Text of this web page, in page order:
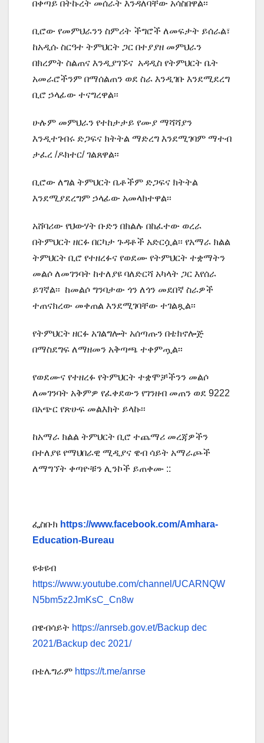
በቀጣይ በትኩረት መሰራት እንዳለባቸው አሳስበዋል፡፡
ቢሮው የመምህራንን ስምሪት ችግሮች ለመፍታት ይሰራል፣
ከአዲሱ ስርዓተ ትምህርት ጋር በተያያዘ መምህራን
በክረምት ስልጠና እንዲያገኙና አዳዲስ የትምህርት ቤት
አመራሮችንም በማሰልጠን ወደ ስራ እንዲገቡ እንደሚደረግ
ቢሮ ኃላፊው ተናግረዋል፡፡
ሁሉም መምህራን የተከታታይ የሙያ ማሻሻያን
እንዲተገብሩ ድጋፍና ክትትል ማድረግ እንደሚገባም ማተብ
ታፈረ /ዶክተር/ ገልጸዋል፡፡
ቢሮው ለግል ትምህርት ቤቶችም ድጋፍና ክትትል
እንደሚያደረግም ኃላፊው አመላክተዋል፡፡
አሸባሪው የህውሃት ቡድን በክልሉ በከፈተው ወረራ
በትምህርት ዘርፉ በርካታ ጉዳቶች አድርሷል፡፡ የአማራ ክልል
ትምህርት ቢሮ የተዘረፉና የወደሙ የትምህርት ተቋማትን
መልሶ ለመገንባት ከተለያዩ ባለድርሻ አካላት ጋር እየሰራ
ይገኛል፡፡ ከመልሶ ግንባታው ጎን ለጎን መደበኛ ስራዎች
ተጠናክረው መቀጠል እንደሚገባቸው ተገልጿል፡፡
የትምህርት ዘርፉ አገልግሎት አሰጣጡን በቴክኖሎጅ
በማስደግፍ ለማዘመን አቅጣጫ ተቀምጧል፡፡
የወደሙና የተዘረፉ የትምህርት ተቋሞቻችንን መልሶ
ለመገንባት አቅምዎ የፈቀደውን የገንዘብ መጠን ወደ 9222
በአጭር የጽሁፍ መልእክት ይላኩ፡፡
ከአማራ ክልል ትምህርት ቢሮ ተጨማሪ መረጃዎችን
በተለያዩ የማህበራዊ ሚዲያና ዌብ ሳይት አማራጮች
ለማግኘት ቀጣዮቹን ሊንኮች ይጠቀሙ ::
ፌስቡክ https://www.facebook.com/Amhara-
Education-Bureau
ዩቱዩብ
https://www.youtube.com/channel/UCARNQW
N5bm5z2JmKsC_Cn8w
በዌብሳይት https://anrseb.gov.et/Backup dec
2021/Backup dec 2021/
በቴሌግራም https://t.me/anrse